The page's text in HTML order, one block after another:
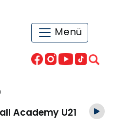
Menü
Academy U21